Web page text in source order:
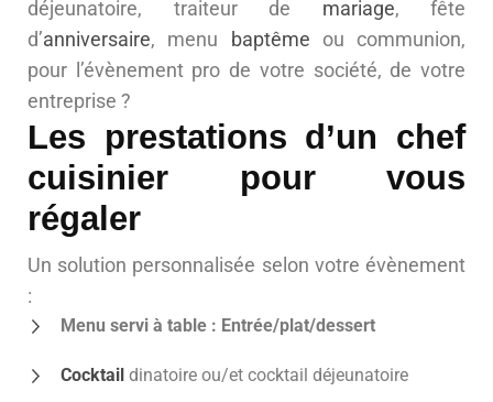
déjeunatoire, traiteur de mariage, fête
d’anniversaire, menu baptême ou communion,
pour l’évènement pro de votre société, de votre
entreprise ?
Les prestations d’un chef
cuisinier pour vous
régaler
Un solution personnalisée selon votre évènement
:
Menu servi à table : Entrée/plat/dessert
Cocktail dinatoire ou/et cocktail déjeunatoire